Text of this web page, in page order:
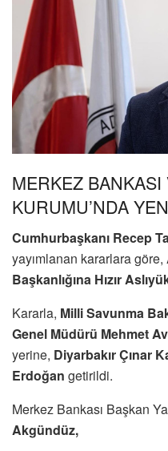
MERKEZ
KURUMU’NDA
Cumhurbaşkanı Recep
yayımlanan kararlara göre,
Başkanlığına Hızır
Kararla, Milli Savunma
Genel Müdürü Mehmet
yerine, Diyarbakır Çınar
Erdoğan getirildi.
Merkez Bankası Başkan
Akgündüz,